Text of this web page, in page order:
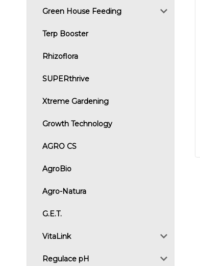
Green House Feeding
Terp Booster
Rhizoflora
SUPERthrive
Xtreme Gardening
Growth Technology
AGRO CS
AgroBio
Agro-Natura
G.E.T.
VitaLink
Regulace pH